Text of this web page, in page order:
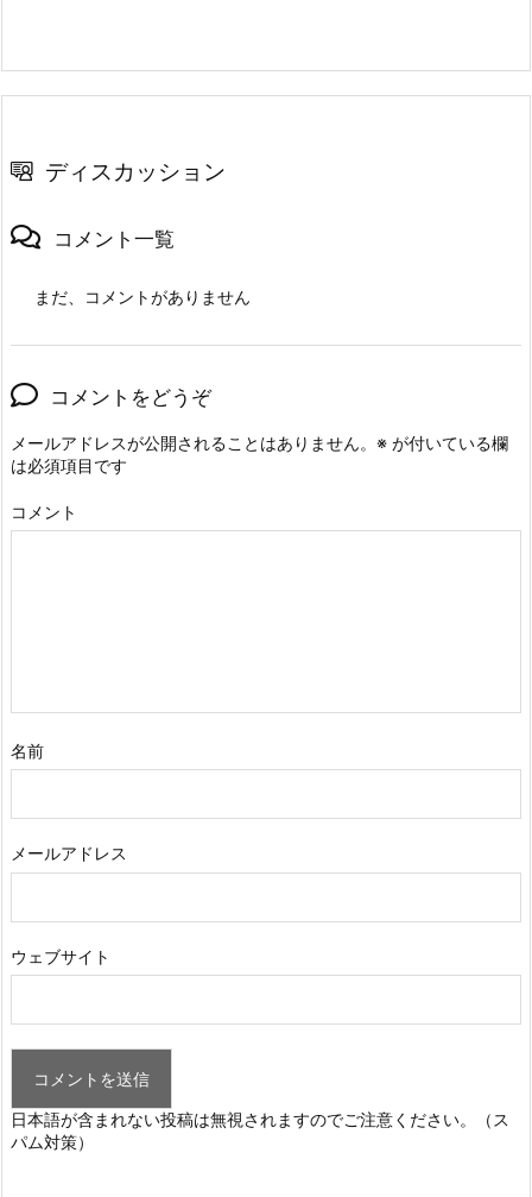
ディスカッション
コメント一覧
まだ、コメントがありません
コメントをどうぞ
メールアドレスが公開されることはありません。 ※ が付いている欄
は必須項目です
コメント
名前
メールアドレス
ウェブサイト
日本語が含まれない投稿は無視されますのでご注意ください。（ス
パム対策）